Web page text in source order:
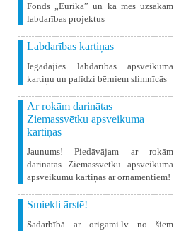
Fonds „Eurika” un kā mēs uzsākām
labdarības projektus
Labdarības kartiņas
Iegādājies labdarības apsveikuma
kartiņu un palīdzi bērniem slimnīcās
Ar rokām darinātas
Ziemassvētku apsveikuma
kartiņas
Jaunums! Piedāvājam ar rokām
darinātas Ziemassvētku apsveikuma
apsveikumu kartiņas ar ornamentiem!
Smiekli ārstē!
Sadarbībā ar origami.lv no šiem